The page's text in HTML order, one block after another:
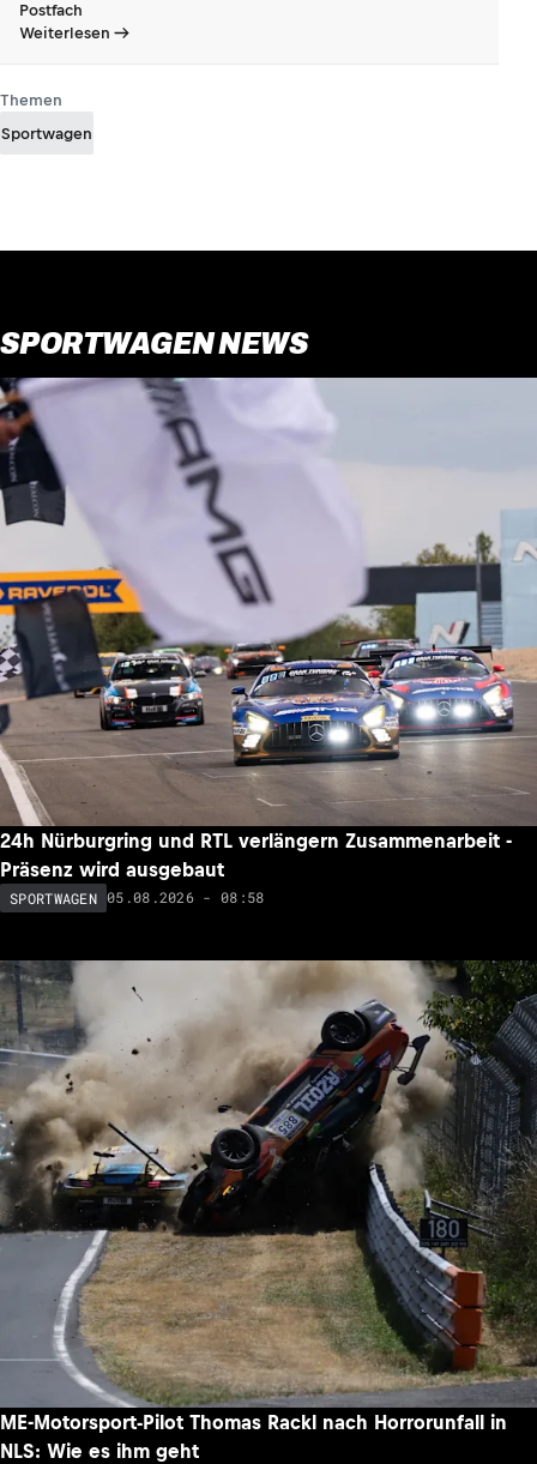
Postfach
Weiterlesen
Themen
Sportwagen
SPORTWAGEN NEWS
24h Nürburgring und RTL verlängern Zusammenarbeit -
Präsenz wird ausgebaut
SPORTWAGEN 05.08.2026 - 08:58
ME-Motorsport-Pilot Thomas Rackl nach Horrorunfall in
NLS: Wie es ihm geht